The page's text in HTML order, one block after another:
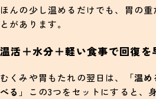
ほんの少し温めるだけでも、胃の重
とがあります。
温活＋水分＋軽い食事で回復を
むくみや胃もたれの翌日は、「温め
べる 」この3つをセットにすると、